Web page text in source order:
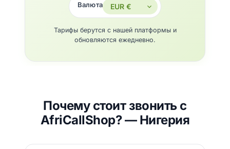
Валюта
Тарифы берутся с нашей платформы и
обновляются ежедневно.
Почему стоит звонить с
AfriCallShop? — Нигерия